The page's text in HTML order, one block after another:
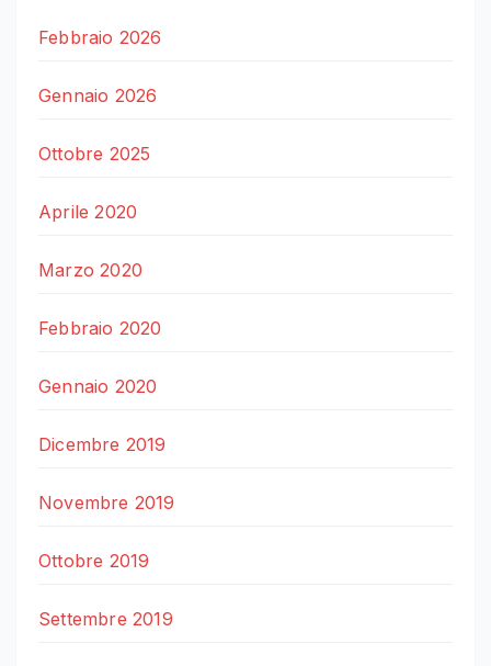
Febbraio 2026
Gennaio 2026
Ottobre 2025
Aprile 2020
Marzo 2020
Febbraio 2020
Gennaio 2020
Dicembre 2019
Novembre 2019
Ottobre 2019
Settembre 2019